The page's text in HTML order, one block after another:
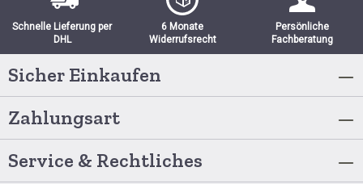
Schnelle Lieferung per
DHL
6 Monate
Widerrufsrecht
Persönliche
Fachberatung
Sicher Einkaufen
Zahlungsart
Service & Rechtliches